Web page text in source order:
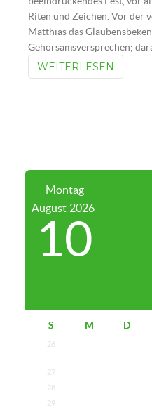
Riten und Zeichen. Vor der
Matthias das
Gehorsamsversprechen;
WEITERLESEN
Montag
August 2026
10
S M D
26
27
28
29